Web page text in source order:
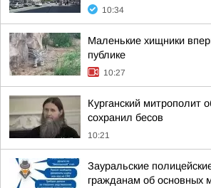
10:34
Маленькие хищники
публике
10:27
Курганский митрополит
сохранил бесов
10:21
Зауральские
гражданам об основных